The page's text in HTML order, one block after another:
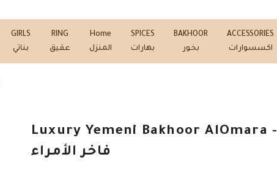
GIRLS
بناتي
RING
عقيق
Home
المنزل
SPICES
بهارات
BAKHOOR
بخور
ACCESSORIES
اكسسوارات
Luxury Yemeni Bakhoor AlOmara - بخور يمني
فاخر الأمراء